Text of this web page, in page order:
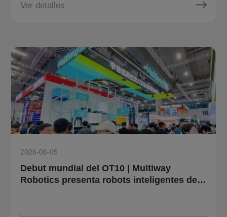
Ver detalles
2026-06-05
Debut mundial del OT10 | Multiway
Robotics presenta robots inteligentes de